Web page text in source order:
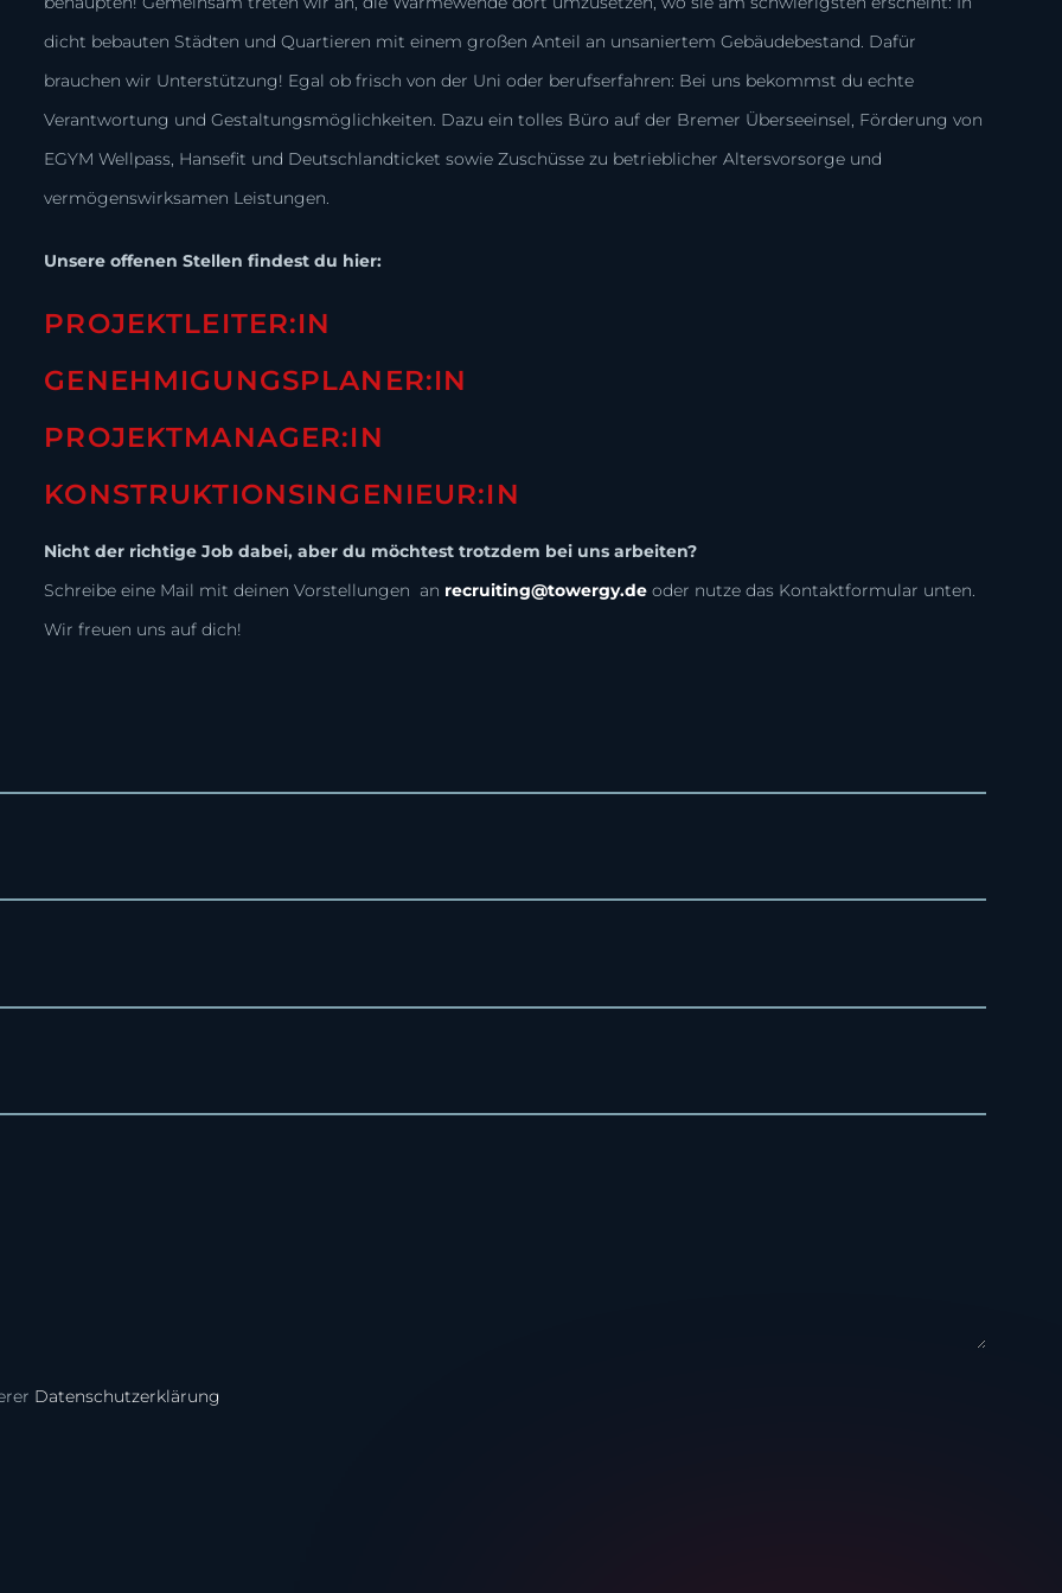
dicht bebauten Städten und Quartieren mit einem großen Anteil an unsaniertem Gebäudebestand. Dafür
brauchen wir Unterstützung! Egal ob frisch von der Uni oder berufserfahren: Bei uns bekommst du echte
Verantwortung und Gestaltungsmöglichkeiten. Dazu ein tolles Büro auf der Bremer Überseeinsel, Förderung von
EGYM Wellpass, Hansefit und Deutschlandticket sowie Zuschüsse zu betrieblicher Altersvorsorge und
vermögenswirksamen Leistungen.
Unsere offenen Stellen findest du hier:
PROJEKTLEITER:IN
GENEHMIGUNGSPLANER:IN
PROJEKTMANAGER:IN
KONSTRUKTIONSINGENIEUR:IN
Nicht der richtige Job dabei, aber du möchtest trotzdem bei uns arbeiten?
Schreibe eine Mail mit deinen Vorstellungen an recruiting@towergy.de oder nutze das Kontaktformular unten.
Wir freuen uns auf dich!
Datenschutzerklärung